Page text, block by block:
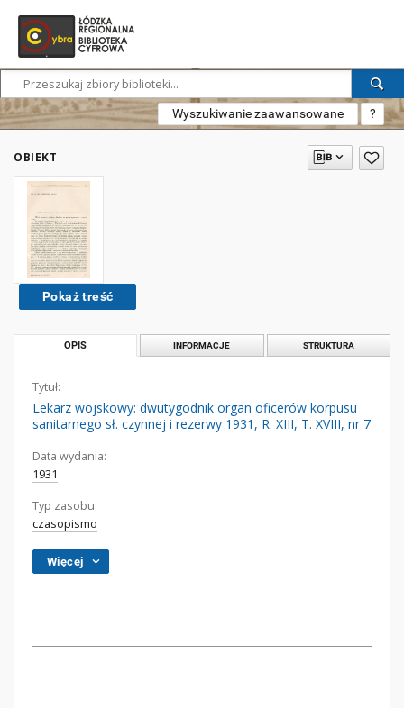
Wyszukiwanie zaawansowane ?
OBIEKT
Pokaż treść
OPIS INFORMACJE STRUKTURA
Tytuł:
Lekarz wojskowy: dwutygodnik organ oficerów korpusu
sanitarnego sł. czynnej i rezerwy 1931, R. XIII, T. XVIII, nr 7
Data wydania:
1931
Typ zasobu:
czasopismo
Więcej